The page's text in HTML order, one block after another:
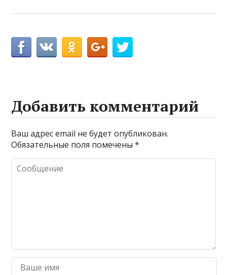
Добавить комментарий
Ваш адрес email не будет опубликован.
Обязательные поля помечены*